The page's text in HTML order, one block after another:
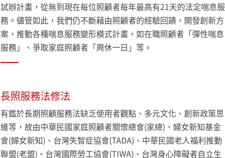
試辦計畫，從無到現在每位照顧者每年最高有21天的法定喘息服
務。儘管如此，我們仍不斷藉由照顧者的經驗回饋，開發創新方
案，推動各種喘息服務變形模式計畫，如在職照顧者「彈性喘息
服務」、爭取家庭照顧者「周休一日」等。
長照服務法修法
有鑑於長期照顧服務法缺乏使用者觀點、多元文化、創新政策思
維等，故由中華民國家庭照顧者關懷總會(家總)、婦女新知基金
會(婦女新知)、台灣失智症協會(TADA)、中華民國老人福利推動
聯盟(老盟)、台灣國際勞工協會(TIWA)、台灣身心障礙者自立生